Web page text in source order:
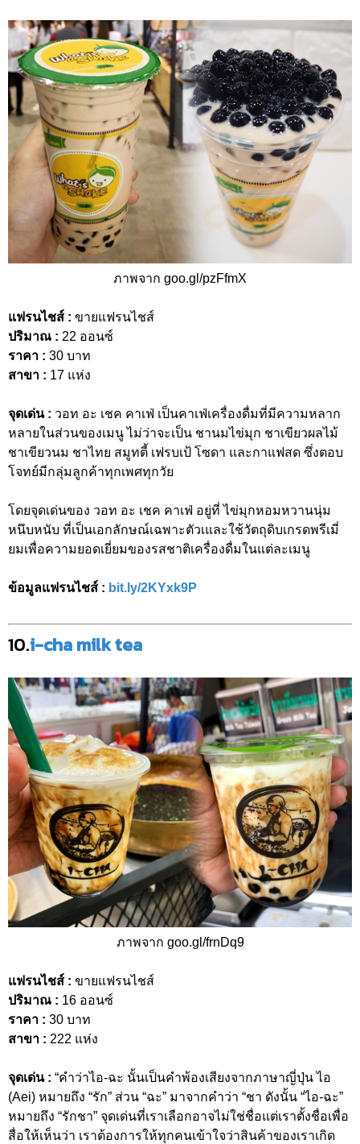
ภาพจาก goo.gl/pzFfmX
แฟรนไชส์ : ขายแฟรนไชส์
ปริมาณ : 22 ออนซ์
ราคา : 30 บาท
สาขา : 17 แห่ง
จุดเด่น : วอท อะ เชค คาเฟ่ เป็นคาเฟ่เครื่องดื่มที่มีความหลาก
หลายในส่วนของเมนู ไม่ว่าจะเป็น ชานมไข่มุก ชาเขียวผลไม้
ชาเขียวนม ชาไทย สมูทตี้ เฟรบเป้ โซดา และกาแฟสด ซึ่งตอบ
โจทย์มีกลุ่มลูกค้าทุกเพศทุกวัย
โดยจุดเด่นของ วอท อะ เชค คาเฟ่ อยู่ที่ ไข่มุกหอมหวานนุ่ม
หนึบหนับ ที่เป็นเอกลักษณ์เฉพาะตัวเและใช้วัตถุดิบเกรดพรีเมี่
ยมเพื่อความยอดเยี่ยมของรสชาติเครื่องดื่มในแต่ละเมนู
ข้อมูลแฟรนไชส์ : bit.ly/2KYxk9P
10.i-cha milk tea
ภาพจาก goo.gl/frnDq9
แฟรนไชส์ : ขายแฟรนไชส์
ปริมาณ : 16 ออนซ์
ราคา : 30 บาท
สาขา : 222 แห่ง
จุดเด่น : “คำว่าไอ-ฉะ นั้นเป็นคำพ้องเสียงจากภาษาญี่ปุ่น ไอ
(Aei) หมายถึง “รัก” ส่วน “ฉะ” มาจากคำว่า “ชา ดังนั้น “ไอ-ฉะ”
หมายถึง “รักชา” จุดเด่นที่เราเลือกอาจไม่ใช่ชื่อแต่เราตั้งชื่อเพื่อ
สื่อให้เห็นว่า เราต้องการให้ทุกคนเข้าใจว่าสินค้าของเราเกิด